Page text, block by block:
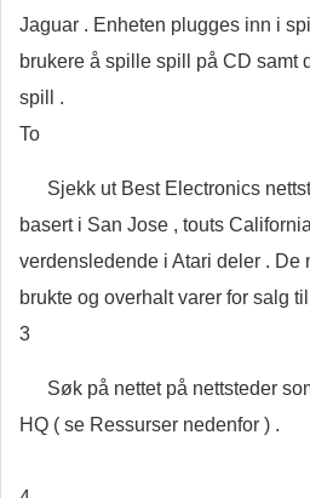
Jaguar . Enheten plugges inn i
brukere å spille spill på CD samt
spill .
To
Sjekk ut Best Electronics
basert i San Jose , touts
verdensledende i Atari deler . De
brukte og overhalt varer for salg
3
Søk på nettet på nettsteder
HQ ( se Ressurser nedenfor ) .